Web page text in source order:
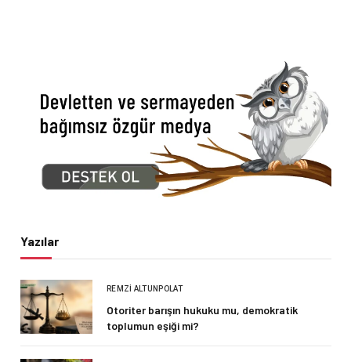
Yazılar
REMZI ALTUNPOLAT
Otoriter barışın hukuku mu, demokratik
toplumun eşiği mi?